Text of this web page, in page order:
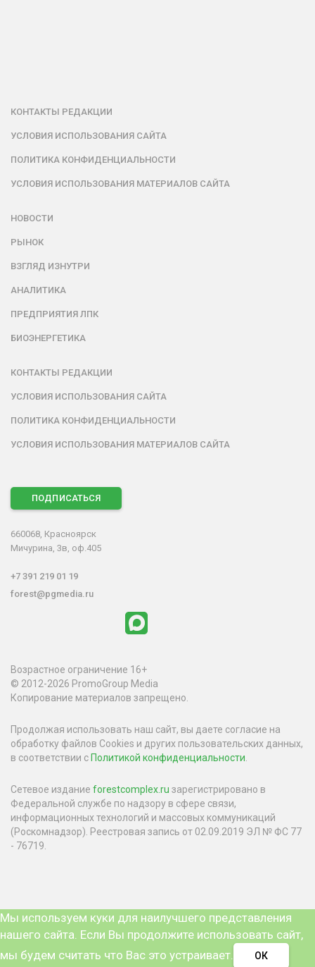
КОНТАКТЫ РЕДАКЦИИ
УСЛОВИЯ ИСПОЛЬЗОВАНИЯ САЙТА
ПОЛИТИКА КОНФИДЕНЦИАЛЬНОСТИ
УСЛОВИЯ ИСПОЛЬЗОВАНИЯ МАТЕРИАЛОВ САЙТА
НОВОСТИ
РЫНОК
ВЗГЛЯД ИЗНУТРИ
АНАЛИТИКА
ПРЕДПРИЯТИЯ ЛПК
БИОЭНЕРГЕТИКА
КОНТАКТЫ РЕДАКЦИИ
УСЛОВИЯ ИСПОЛЬЗОВАНИЯ САЙТА
ПОЛИТИКА КОНФИДЕНЦИАЛЬНОСТИ
УСЛОВИЯ ИСПОЛЬЗОВАНИЯ МАТЕРИАЛОВ САЙТА
ПОДПИСАТЬСЯ
660068, Красноярск
Мичурина, 3в, оф.405
+7 391 219 01 19
forest@pgmedia.ru
Возрастное ограничение 16+
© 2012-2026 PromoGroup Media
Копирование материалов запрещено.
Продолжая использовать наш сайт, вы даете согласие на
обработку файлов Cookies и других пользовательских данных,
в соответствии сПолитикой конфиденциальности
Сетевое издание forestcomplex.ru зарегистрировано в
Федеральной службе по надзору в сфере связи,
информационных технологий и массовых коммуникаций
(Роскомнадзор). Реестровая запись от 02.09.2019 ЭЛ № ФС 77
- 76719.
Мы используем куки для наилучшего представления
нашего сайта. Если Вы продолжите использовать сайт,
мы будем считать что Вас это устраивает.
ОК